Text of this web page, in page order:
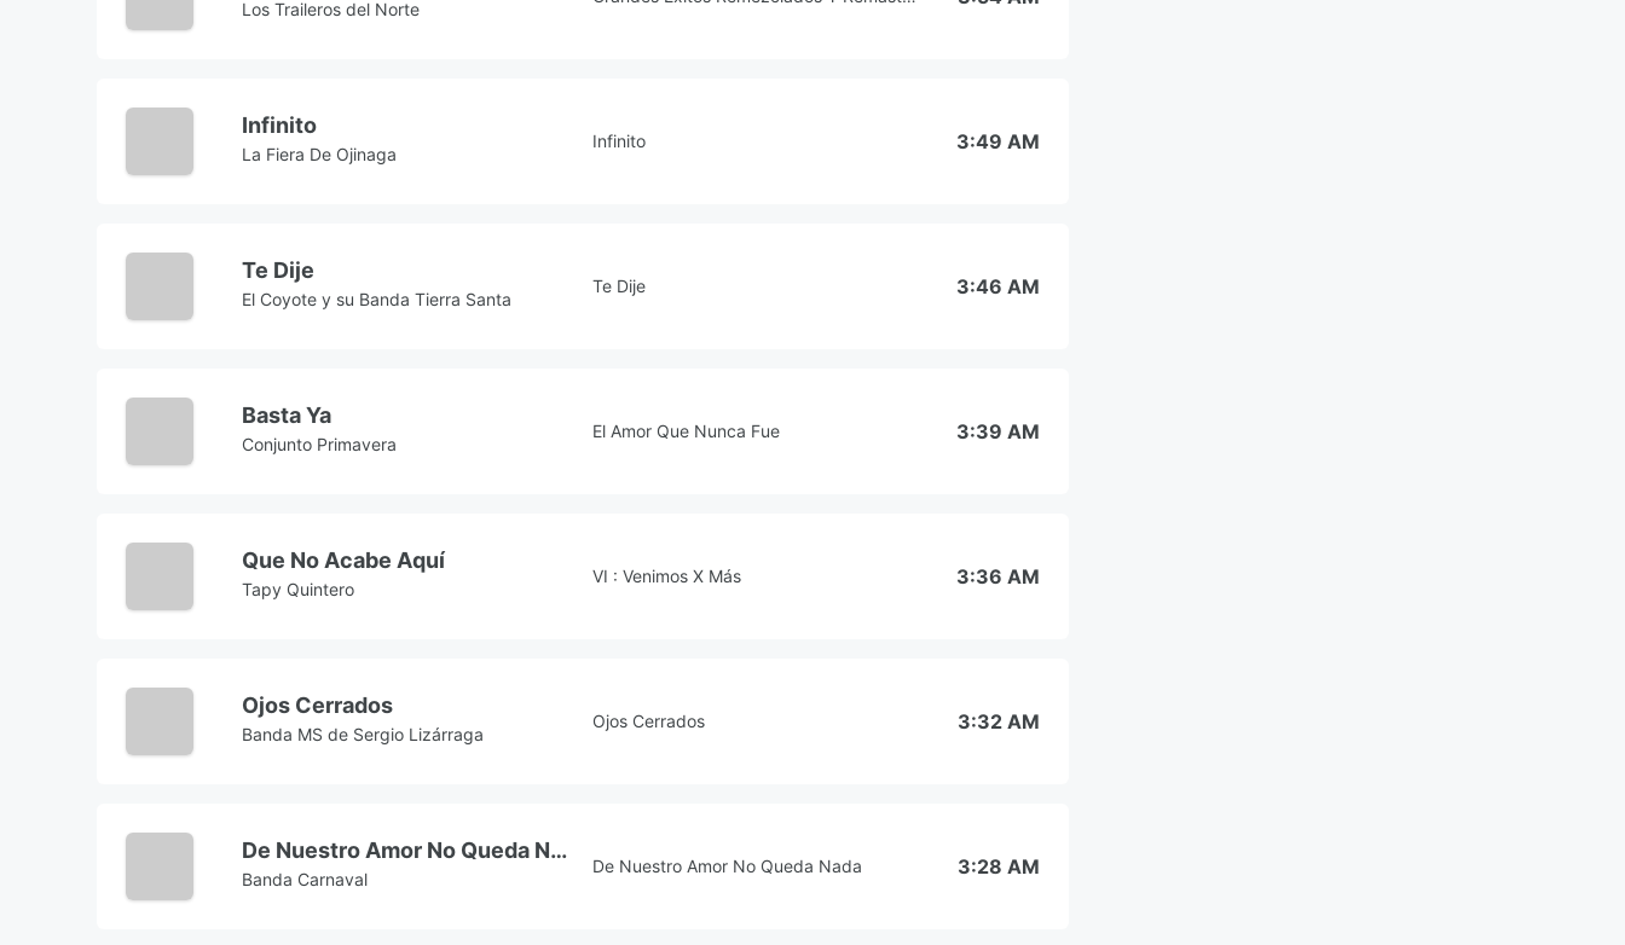
Los Traileros del Norte
Infinito
La Fiera De Ojinaga
Infinito 3:49 AM
Te Dije
El Coyote y su Banda Tierra Santa
Te Dije 3:46 AM
Basta Ya
Conjunto Primavera
El Amor Que Nunca Fue 3:39 AM
Que No Acabe Aquí
Tapy Quintero
VI : Venimos X Más 3:36 AM
Ojos Cerrados
Banda MS de Sergio Lizárraga
Ojos Cerrados 3:32 AM
De Nuestro Amor No Queda Nada
Banda Carnaval
De Nuestro Amor No Queda Nada 3:28 AM